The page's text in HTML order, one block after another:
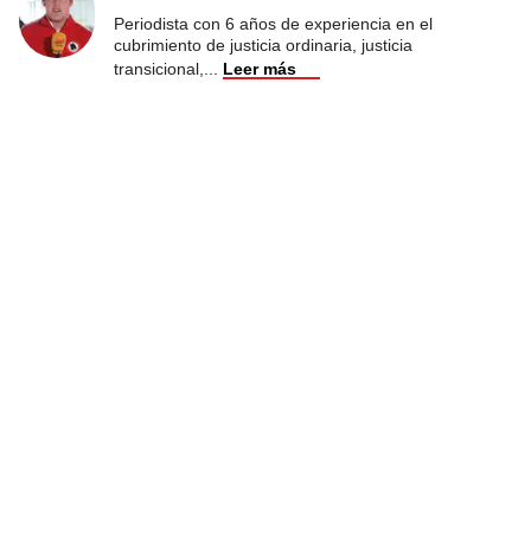
Periodista con 6 años de experiencia en el
cubrimiento de justicia ordinaria, justicia
transicional,
Leer más